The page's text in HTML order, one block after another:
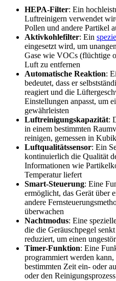
HEPA-Filter: Ein
Luftreinigern verwendet
Pollen und andere Partikel
Aktivkohlefilter: Ein
eingesetzt wird, um
Gase wie VOCs (flüchtige
Luft zu entfernen
Automatische Reaktion:
bedeutet, dass er
reagiert und die
Einstellungen anpasst, um
gewährleisten
Luftreinigungskapazität:
in einem bestimmten
reinigen, gemessen in
Luftqualitätssensor: Ein
kontinuierlich die Qualität
Informationen wie
Temperatur liefert
Smart-Steuerung: Eine
ermöglicht, das Gerät über
andere
überwachen
Nachtmodus: Eine
die die Geräuschpegel
reduziert, um einen
Timer-Funktion: Eine
programmiert werden kann,
bestimmten Zeit ein- oder
oder den